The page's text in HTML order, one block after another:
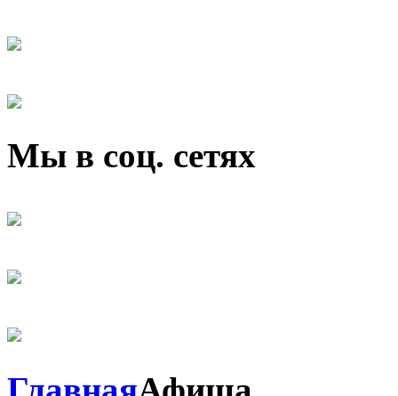
Мы в соц. сетях